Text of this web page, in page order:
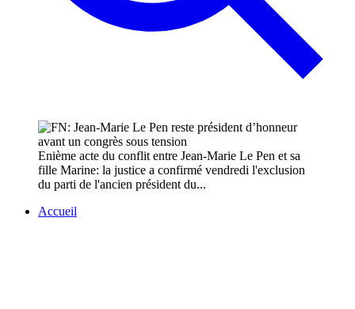
Enième acte du conflit entre Jean-Marie Le Pen et sa
fille Marine: la justice a confirmé vendredi l'exclusion
du parti de l'ancien président du...
Accueil